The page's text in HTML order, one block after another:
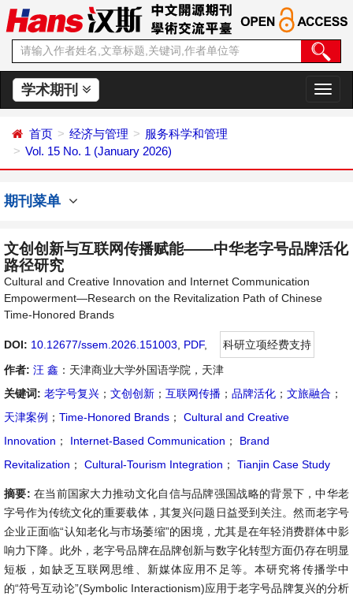
学术期刊
切
换
首页 经济与管理
服务科学和管理
Vol. 15 No. 1 (January 2026)
期刊菜单
文创创新与互联网传播赋能——中华老字号品牌活化
路径研究
Cultural and Creative Innovation and Internet Communication
Empowerment—Research on the Revitalization Path of Chinese
Time-Honored Brands
DOI: 10.12677/ssem.2026.151003 PDF,
科研立项经费支持
作者: 汪 鑫 ：天津商业大学外国语学院，天津
关键词: 老字号复兴 ； 文创创新 ； 互联网传播 ； 品牌活化 ； 文旅融合 ；
天津案例 ； Time-Honored Brands ；
Cultural and Creative
Innovation ； Internet-Based Communication ；
Brand
Revitalization ； Cultural-Tourism Integration ； Tianjin Case Study
摘要: 在当前国家大力推动文化自信与品牌强国战略的背景下，中华老
字号作为传统文化的重要载体，其复兴问题日益受到关注。然而老字号
企业正面临“认知老化与市场萎缩”的困境，尤其是在年轻消费群体中影
响力下降。此外，老字号品牌在品牌创新与数字化转型方面仍存在明显
短板，如缺乏互联网思维、新媒体应用不足等。本研究将传播学中
的“符号互动论”(Symbolic Interactionism)应用于老字号品牌复兴的分析